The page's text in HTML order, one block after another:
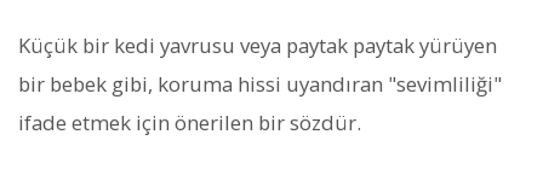
Küçük bir kedi yavrusu veya paytak paytak yürüyen
bir bebek gibi, koruma hissi uyandıran "sevimliliği"
ifade etmek için önerilen bir sözdür.